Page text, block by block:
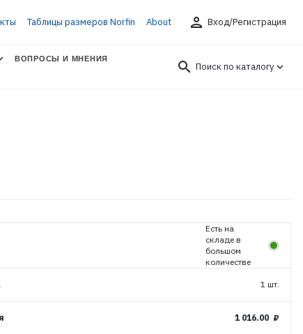
Таблицы размеров Norfin About person Вход/Регистрация
ВОПРОСЫ И МНЕНИЯ
search Поиск по каталогу
Есть на
складе в
большом
количестве
1 шт.
1 016.00 ₽